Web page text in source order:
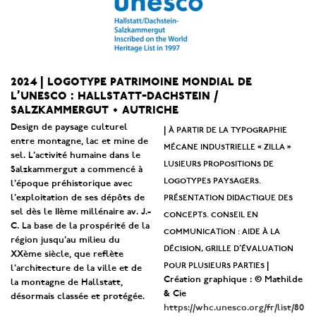
2024 | logotype patrimoine mondial de
l’unesco : hallstatt-dachstein /
salzkammergut • autriche
Design de paysage culturel
entre montagne, lac et mine de
sel. L’activité humaine dans le
Salzkammergut a commencé à
l’époque préhistorique avec
l’exploitation de ses dépôts de
sel dès le IIème millénaire av. J.-
C. La base de la prospérité de la
région jusqu’au milieu du
XXème siècle, que reflète
l’architecture de la ville et de
la montagne de Hallstatt,
désormais classée et protégée.
|à partir de la typographie
mécane industrielle « zilla »
lusieurs propositions de
logotypes paysagers.
présentation didactique des
concepts. conseil en
communication : aide à la
décision, grille d’évaluation
pour plusieurs parties
Création graphique : © Mathilde
& Cie
https://whc.unesco.org/fr/list/80